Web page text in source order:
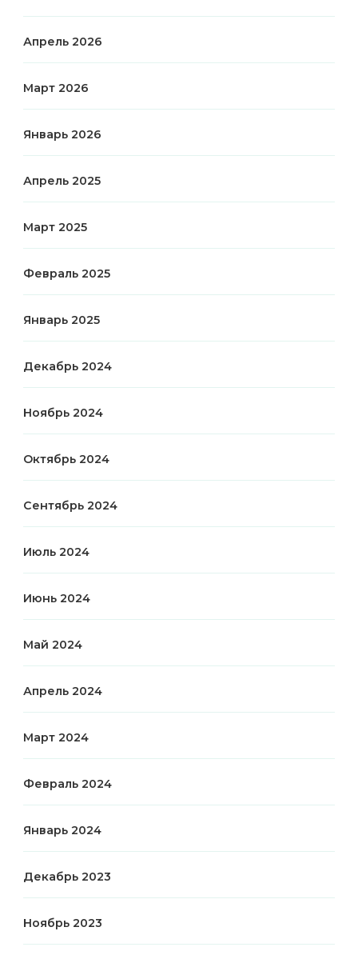
Апрель 2026
Март 2026
Январь 2026
Апрель 2025
Март 2025
Февраль 2025
Январь 2025
Декабрь 2024
Ноябрь 2024
Октябрь 2024
Сентябрь 2024
Июль 2024
Июнь 2024
Май 2024
Апрель 2024
Март 2024
Февраль 2024
Январь 2024
Декабрь 2023
Ноябрь 2023